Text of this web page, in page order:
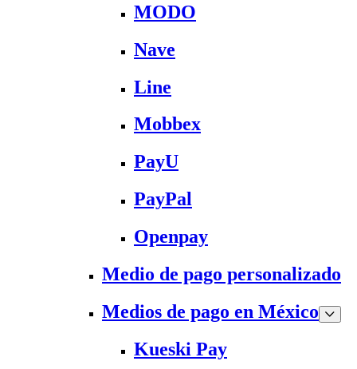
MODO
Nave
Line
Mobbex
PayU
PayPal
Openpay
Medio de pago personalizado
Medios de pago en México
Kueski Pay